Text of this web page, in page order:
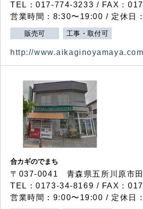
TEL：017-774-3233 / FAX：
営業時間：8:30〜19:00 / 定休日
販売可 工事・取付可
http://www.aikaginoyamaya.com
合カギのでまち
〒037-0041 青森県五所川原市
TEL：0173-34-8169 / FAX：
営業時間：9:00〜19:00 / 定休日